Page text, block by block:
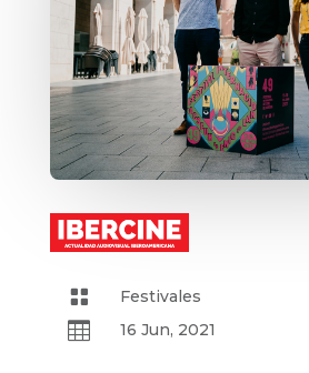
 Festivales
 16 Jun, 2021